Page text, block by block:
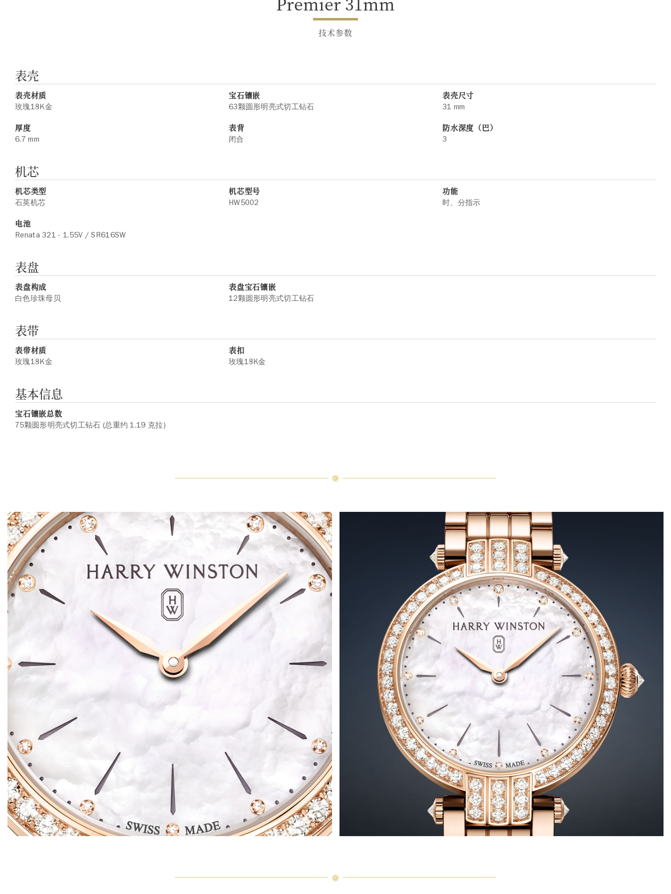
技术参数
表壳
表壳材质
玫瑰18K金
宝石镶嵌
63颗圆形明亮式切工钻石
表壳尺寸
31 mm
厚度
6.7 mm
表背
闭合
防水深度（巴）
3
机芯
机芯类型
石英机芯
机芯型号
HW5002
功能
时、分指示
电池
Renata 321 - 1.55V / SR616SW
表盘
表盘构成
白色珍珠母贝
表盘宝石镶嵌
12颗圆形明亮式切工钻石
表带
表带材质
玫瑰18K金
表扣
玫瑰18K金
基本信息
宝石镶嵌总数
75颗圆形明亮式切工钻石 (总重约 1.19 克拉)